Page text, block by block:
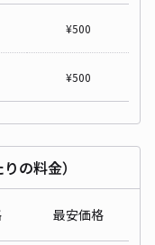
¥500
¥500
の料金）
最安価格